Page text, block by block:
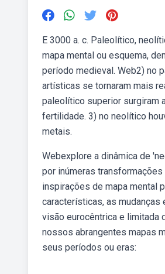
E 3000 a. c. Paleolítico,
mapa mental ou esquema,
período medieval. Web2) no
artísticas se tornaram mais
paleolítico superior surgiram
fertilidade. 3) no neolítico
metais.
Webexplore a dinâmica de
por inúmeras
inspirações de mapa mental
características, as mudanças
visão eurocêntrica e limitada
nossos abrangentes mapas
seus períodos ou eras: